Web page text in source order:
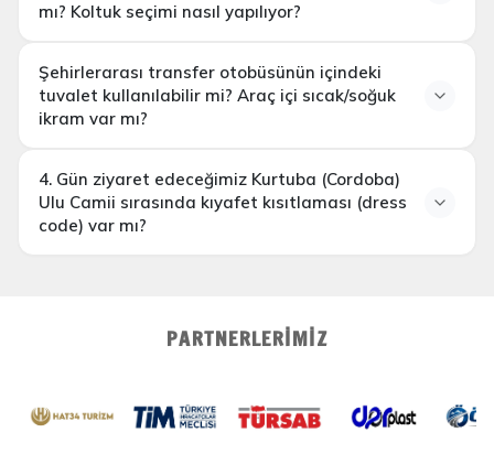
mı? Koltuk seçimi nasıl yapılıyor?
Şehirlerarası transfer otobüsünün içindeki
tuvalet kullanılabilir mi? Araç içi sıcak/soğuk
ikram var mı?
operasyonel olarak
kullanıma kapalıdır
4. Gün ziyaret edeceğimiz Kurtuba (Cordoba)
Ulu Camii sırasında kıyafet kısıtlaması (dress
code) var mı?
omuzları açıkta bırakan askılı bluzlar, çok
giriş kesinlikle yasaktır
PARTNERLERIMIZ